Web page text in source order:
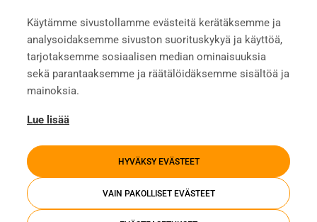
Käytämme sivustollamme evästeitä kerätäksemme ja
analysoidaksemme sivuston suorituskykyä ja käyttöä,
tarjotaksemme sosiaalisen median ominaisuuksia
sekä parantaaksemme ja räätälöidäksemme sisältöä ja
mainoksia.
Lue lisää
HYVÄKSY EVÄSTEET
VAIN PAKOLLISET EVÄSTEET
Yhteystiedot
Mediapankki